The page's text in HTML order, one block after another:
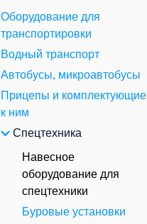
Оборудование для
транспортировки
Водный транспорт
Автобусы, микроавтобусы
Прицепы и комплектующие
к ним
Спецтехника
Навесное
оборудование для
спецтехники
Буровые установки